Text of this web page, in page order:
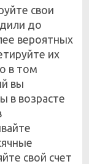
свои
до
вероятных
их
в том
вы
в возрасте
свой счет